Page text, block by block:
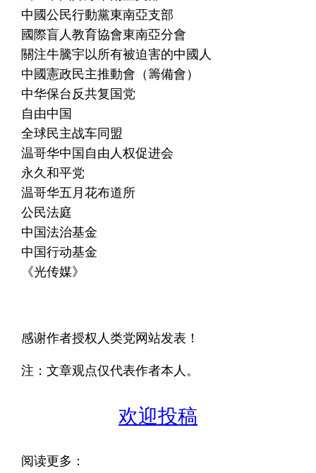
中國公民行動黨東南亞支部
國際盲人教育協會東南亞分會
關注牛騰宇以所有被迫害的中國人
中國憲政民主推動會（籌備會）
中华保台反共复国党
自由中国
全球民主战车同盟
温哥华中国自由人权促进会
永久和平党
温哥华五月花布道所
公民法庭
中国法治基金
中国行动基金
《光传媒》
感谢作者授权人类党网站发表！
注：文章观点仅代表作者本人。
欢迎投稿
阅读更多：